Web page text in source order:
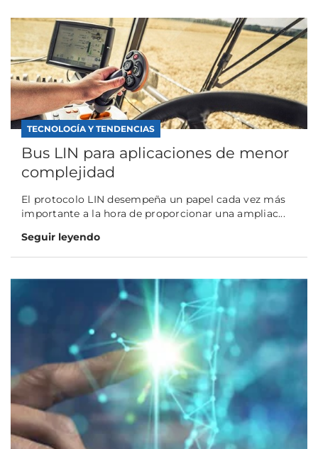
TECNOLOGÍA Y TENDENCIAS
Bus LIN para aplicaciones de menor
complejidad
El protocolo LIN desempeña un papel cada vez más
importante a la hora de proporcionar una ampliac...
Seguir leyendo